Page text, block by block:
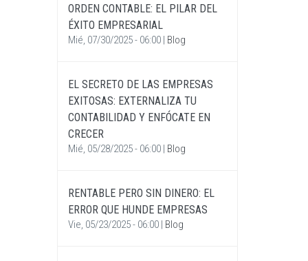
ORDEN CONTABLE: EL PILAR DEL
ÉXITO EMPRESARIAL
Mié, 07/30/2025 - 06:00 | Blog
EL SECRETO DE LAS EMPRESAS
EXITOSAS: EXTERNALIZA TU
CONTABILIDAD Y ENFÓCATE EN
CRECER
Mié, 05/28/2025 - 06:00 | Blog
RENTABLE PERO SIN DINERO: EL
ERROR QUE HUNDE EMPRESAS
Vie, 05/23/2025 - 06:00 | Blog